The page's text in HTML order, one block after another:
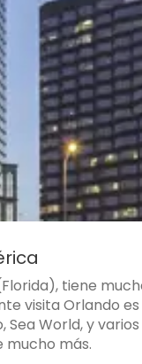
tiene
visita Orlando
World, y
mucho más.